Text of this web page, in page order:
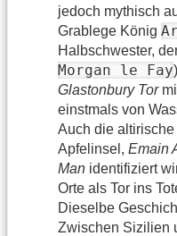
jedoch mythisch
Grablege König
Halbschwester,
Morgan le Fay
Glastonbury Tor
einstmals von
Auch die
Apfelinsel, Emain
Man identifiziert
Orte als Tor ins
Dieselbe
Zwischen Sizilien